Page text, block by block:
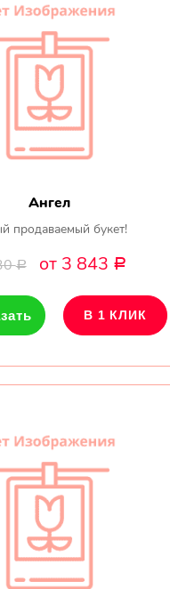
Ангел
продаваемый букет!
Р от 3 843 Р
В 1 КЛИК